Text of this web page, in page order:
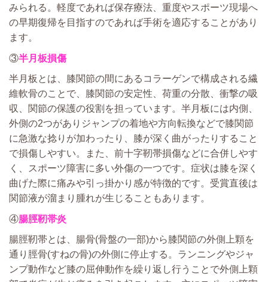
みられる。軽度であれば保存療法、重度やスポーツ現場へ
の早期復帰を目指すのであれば手術を適応することがあり
ます。
③半月板損傷
半月板とは、膝関節の間にあるコラーゲンで構成される繊
維軟骨のことで、膝関節の安定性、荷重の分散、衝撃の吸
収、関節の保護の役割を担っています。半月板には内側、
外側の2つがありジャンプの着地や方向転換などで膝関節
に急激な捻りが加わったり、膝が深く曲がったりすること
で損傷しやすい。また、前十字靭帯損傷などに合併しやす
く、スポーツ障害に多い外傷の一つです。症状は膝を深く
曲げた際に痛みや引っ掛かり感が特徴的です。受賞直後は
関節液が溜まり腫れが生じることもあります。
④腸脛靭帯炎
腸脛靭帯とは、腸骨(骨盤の一部)から膝関節の外側上顆を
通り脛骨(すねの骨)の外側に停止する。ランニングやジャ
ンプ動作など膝の屈伸動作を繰り返し行うことで外側上顆